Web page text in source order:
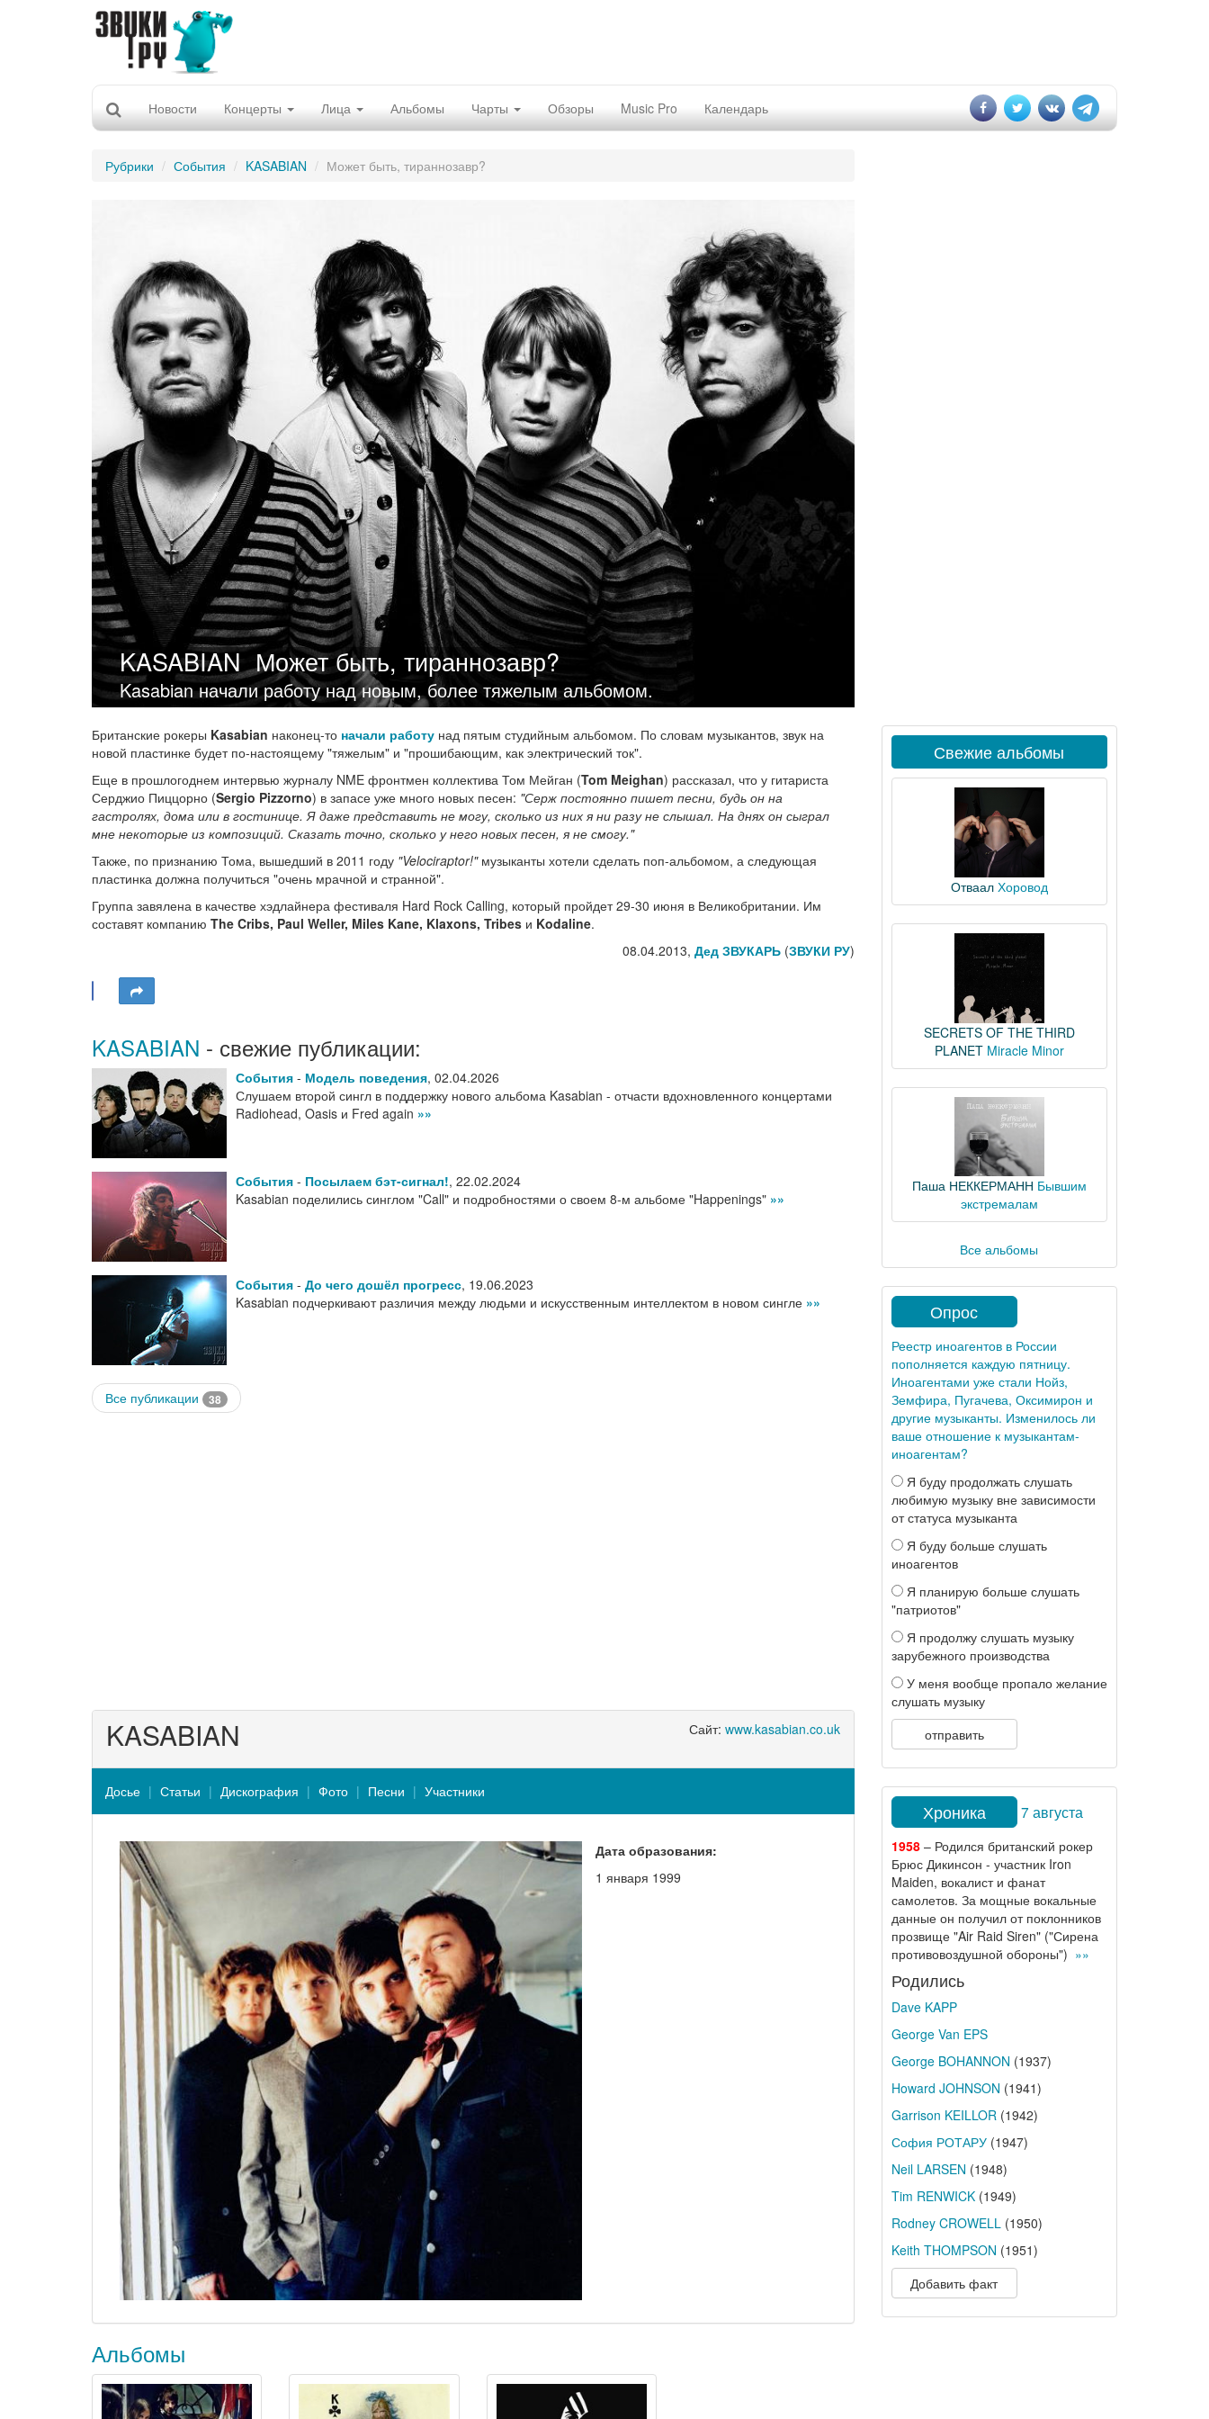
Новости Концерты Лица Альбомы Чарты Обзоры Music Pro Календарь
Рубрики События KASABIAN Может быть, тираннозавр?
KASABIAN Может быть, тираннозавр?
Kasabian начали работу над новым, более тяжелым альбомом.
Британские рокеры Kasabian наконец-то начали работу над пятым студийным альбомом. По словам музыкантов, звук на
новой пластинке будет по-настоящему "тяжелым" и "прошибающим, как электрический ток".
Еще в прошлогоднем интервью журналу NME фронтмен коллектива Том Мейган (Tom Meighan) рассказал, что у гитариста
Серджио Пиццорно (Sergio Pizzorno) в запасе уже много новых песен: "Серж постоянно пишет песни, будь он на
гастролях, дома или в гостинице. Я даже представить не могу, сколько из них я ни разу не слышал. На днях он сыграл
мне некоторые из композиций. Сказать точно, сколько у него новых песен, я не смогу."
Также, по признанию Тома, вышедший в 2011 году "Velociraptor!"музыканты хотели сделать поп-альбомом, а следующая
пластинка должна получиться "очень мрачной и странной".
Группа завялена в качестве хэдлайнера фестиваля Hard Rock Calling, который пройдет 29-30 июня в Великобритании. Им
составят компанию The Cribs, Paul Weller, Miles Kane, Klaxons, Tribes и Kodaline.
08.04.2013, Дед ЗВУКАРЬ(ЗВУКИ РУ)
KASABIAN - свежие публикации:
События - Модель поведения, 02.04.2026
Слушаем второй сингл в поддержку нового альбома Kasabian - отчасти вдохновленного концертами
Radiohead, Oasis и Fred again »»
События - Посылаем бэт-сигнал!, 22.02.2024
Kasabian поделились синглом "Call" и подробностями о своем 8-м альбоме "Happenings" »»
События - До чего дошёл прогресс, 19.06.2023
Kasabian подчеркивают различия между людьми и искусственным интеллектом в новом сингле »»
Все публикации 38
Сайт: www.kasabian.co.uk
KASABIAN
Досье Статьи Дискография Фото Песни Участники
Дата образования:
1 января 1999
Альбомы
Свежие альбомы
Отваал Хоровод
SECRETS OF THE THIRD
PLANET Miracle Minor
Паша НЕККЕРМАНН Бывшим
экстремалам
Все альбомы
Опрос
Реестр иноагентов в России
пополняется каждую пятницу.
Иноагентами уже стали Нойз,
Земфира, Пугачева, Оксимирон и
другие музыканты. Изменилось ли
ваше отношение к музыкантам-
иноагентам?
Я буду продолжать слушать
любимую музыку вне зависимости
от статуса музыканта
Я буду больше слушать
иноагентов
Я планирую больше слушать
"патриотов"
Я продолжу слушать музыку
зарубежного производства
У меня вообще пропало желание
слушать музыку
отправить
Хроника 7 августа
1958– Родился британский рокер
Брюс Дикинсон - участник Iron
Maiden, вокалист и фанат
самолетов. За мощные вокальные
данные он получил от поклонников
прозвище "Air Raid Siren" ("Сирена
противовоздушной обороны") »»
Родились
Dave KAPP
George Van EPS
George BOHANNON (1937)
Howard JOHNSON (1941)
Garrison KEILLOR(1942)
София РОТАРУ(1947)
Neil LARSEN (1948)
Tim RENWICK(1949)
Rodney CROWELL(1950)
Keith THOMPSON (1951)
Добавить факт